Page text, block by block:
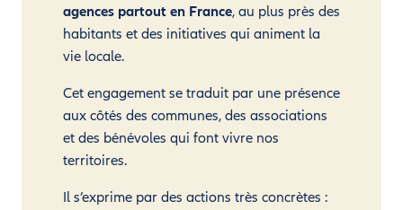
agences partout en France, au plus près des
habitants et des initiatives qui animent la
vie locale.
Cet engagement se traduit par une présence
aux côtés des communes, des associations
et des bénévoles qui font vivre nos
territoires.
Il s’exprime par des actions très concrètes :